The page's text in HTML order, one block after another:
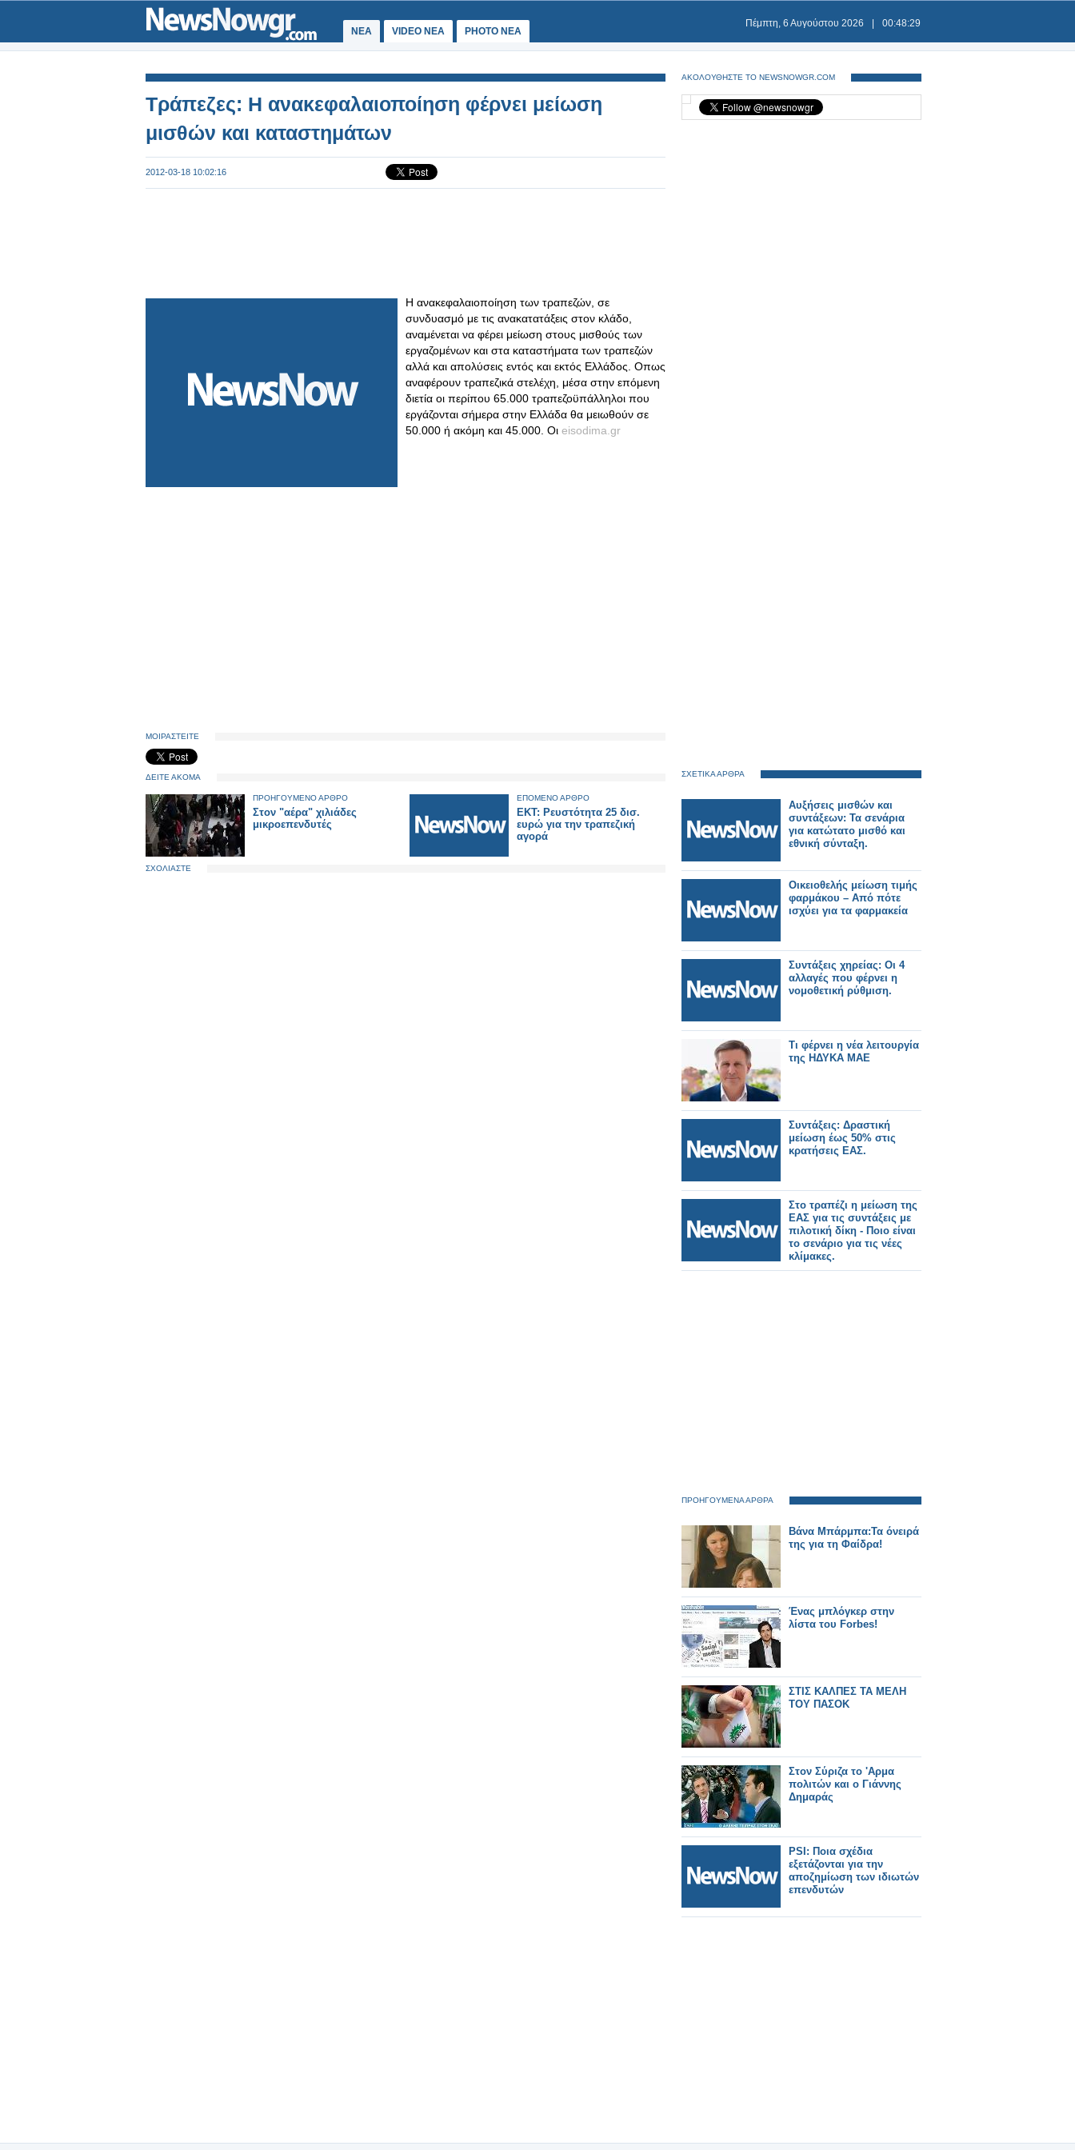
ΝΕΑ VIDEO NEA PHOTO NEA
Πέμπτη, 6 Αυγούστου 2026 00:48:29
Τράπεζες: Η ανακεφαλαιοποίηση φέρνει μείωση
μισθών και καταστημάτων
2012-03-18 10:02:16
Η ανακεφαλαιοποίηση των τραπεζών, σε
συνδυασμό με τις ανακατατάξεις στον κλάδο,
αναμένεται να φέρει μείωση στους μισθούς των
εργαζομένων και στα καταστήματα των τραπεζών
αλλά και απολύσεις εντός και εκτός Ελλάδος. Οπως
αναφέρουν τραπεζικά στελέχη, μέσα στην επόμενη
διετία οι περίπου 65.000 τραπεζοϋπάλληλοι που
εργάζονται σήμερα στην Ελλάδα θα μειωθούν σε
50.000 ή ακόμη και 45.000. Οι eisodima.gr
ΜΟΙΡΑΣΤΕΙΤΕ
ΔΕΙΤΕ ΑΚΟΜΑ
ΠΡΟΗΓΟΥΜΕΝΟ ΑΡΘΡΟ
Στον "αέρα" χιλιάδες
μικροεπενδυτές
ΕΠΟΜΕΝΟ ΑΡΘΡΟ
ΕΚΤ: Ρευστότητα 25 δισ.
ευρώ για την τραπεζική
αγορά
ΣΧΟΛΙΑΣΤΕ
ΑΚΟΛΟΥΘΗΣΤΕ ΤΟ NEWSNOWGR.COM
ΣΧΕΤΙΚΑ ΑΡΘΡΑ
Αυξήσεις μισθών και
συντάξεων: Τα σενάρια
για κατώτατο μισθό και
εθνική σύνταξη.
Οικειοθελής μείωση τιμής
φαρμάκου – Από πότε
ισχύει για τα φαρμακεία
Συντάξεις χηρείας: Οι 4
αλλαγές που φέρνει η
νομοθετική ρύθμιση.
Τι φέρνει η νέα λειτουργία
της ΗΔΥΚΑ ΜΑΕ
Συντάξεις: Δραστική
μείωση έως 50% στις
κρατήσεις ΕΑΣ.
Στο τραπέζι η μείωση της
ΕΑΣ για τις συντάξεις με
πιλοτική δίκη - Ποιο είναι
το σενάριο για τις νέες
κλίμακες.
ΠΡΟΗΓΟΥΜΕΝΑ ΑΡΘΡΑ
Βάνα Μπάρμπα:Τα όνειρά
της για τη Φαίδρα!
Ένας μπλόγκερ στην
λίστα του Forbes!
ΣΤΙΣ ΚΑΛΠΕΣ ΤΑ ΜΕΛΗ
ΤΟΥ ΠΑΣΟΚ
Στον Σύριζα το 'Αρμα
πολιτών και ο Γιάννης
Δημαράς
PSI: Ποια σχέδια
εξετάζονται για την
αποζημίωση των ιδιωτών
επενδυτών